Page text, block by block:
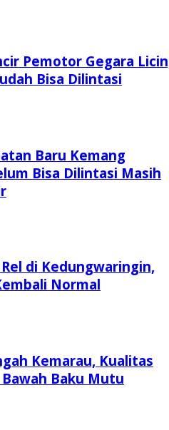
Pemotor Gegara
Bisa Dilintasi
Baru Kemang
Bisa Dilintasi Masih
di Kedungwaringin,
Normal
Kemarau, Kualitas
Baku Mutu